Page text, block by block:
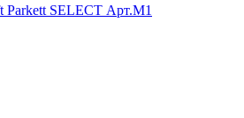
Parkett SELECT Арт.М1